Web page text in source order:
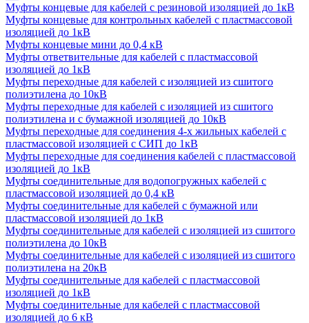
Муфты концевые для кабелей с резиновой изоляцией до 1кВ
Муфты концевые для контрольных кабелей с пластмассовой
изоляцией до 1кВ
Муфты концевые мини до 0,4 кВ
Муфты ответвительные для кабелей с пластмассовой
изоляцией до 1кВ
Муфты переходные для кабелей с изоляцией из сшитого
полиэтилена до 10кВ
Муфты переходные для кабелей с изоляцией из сшитого
полиэтилена и с бумажной изоляцией до 10кВ
Муфты переходные для соединения 4-х жильных кабелей с
пластмассовой изоляцией с СИП до 1кВ
Муфты переходные для соединения кабелей с пластмассовой
изоляцией до 1кВ
Муфты соединительные для водопогружных кабелей с
пластмассовой изоляцией до 0,4 кВ
Муфты соединительные для кабелей с бумажной или
пластмассовой изоляцией до 1кВ
Муфты соединительные для кабелей с изоляцией из сшитого
полиэтилена до 10кВ
Муфты соединительные для кабелей с изоляцией из сшитого
полиэтилена на 20кВ
Муфты соединительные для кабелей с пластмассовой
изоляцией до 1кВ
Муфты соединительные для кабелей с пластмассовой
изоляцией до 6 кВ